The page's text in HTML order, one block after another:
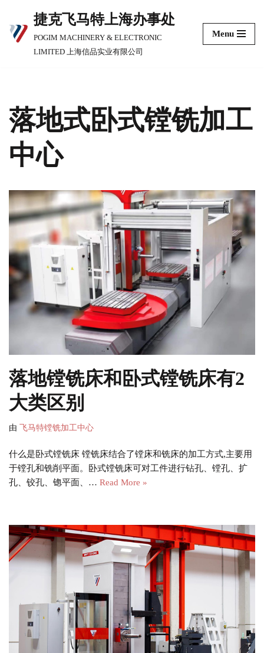
跳
捷克飞马特上海办事处
POGIM MACHINERY & ELECTRONIC
LIMITED 上海信品实业有限公司
Menu
落地式卧式镗铣加工
中心
落地镗铣床和卧式镗铣床有2
大类区别
由 飞马特镗铣加工中心
什么是卧式镗铣床 镗铣床结合了镗床和铣床的加工方式,主要用
于镗孔和铣削平面。卧式镗铣床可对工件进行钻孔、镗孔、扩
孔、铰孔、锪平面、… Read More »